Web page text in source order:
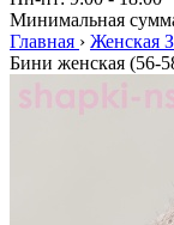
Минимальная
Главная › Женская
Бини женская (56-